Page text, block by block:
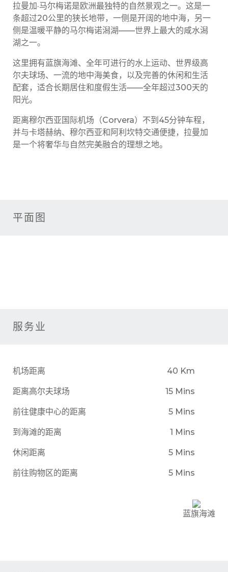
拉曼加·马尔梅诺是欧洲最独特的自然景观之一。这是一
条超过20公里的狭长地带，一侧是开阔的地中海，另一
侧是温暖平静的马尔梅诺潟湖——世界上最大的咸水潟
湖之一。
这里拥有蓝旗海滩、全年可进行的水上运动、世界级高
尔夫球场、一流的地中海美食，以及完善的休闲和生活
配套，适合长期居住和度假生活——全年超过300天的
阳光。
距离穆尔西亚国际机场（Corvera）不到45分钟车程，
并与卡塔赫纳、穆尔西亚和阿利坎特交通便捷，拉曼加
是一个将奢华与自然完美融合的理想之地。
平面图
服务业
机场距离 40 Km
距离高尔夫球场 15 Mins
前往健康中心的距离 5 Mins
到海滩的距离 1 Mins
休闲距离 5 Mins
前往购物区的距离 5 Mins
蓝旗海滩